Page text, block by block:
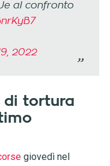
al confronto
2022
di tortura
giovedì nel